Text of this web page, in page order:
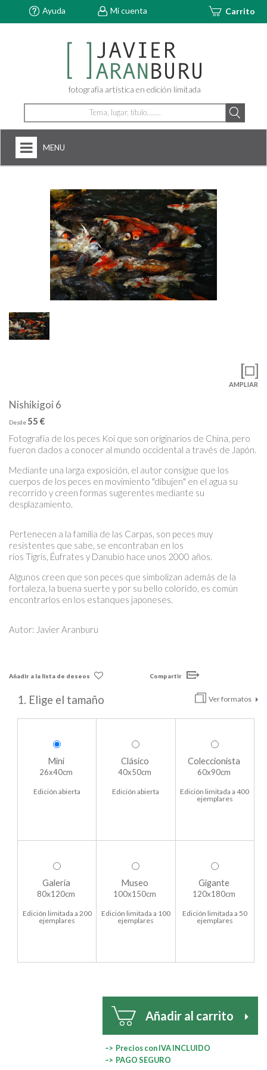
Carrito
Mi cuenta
Ayuda
fotografía artística en edición limitada
MENU
FOTOGRAFÍAS
AMPLIAR
Nishikigoi 6
Desde 55 €
Fotografía de los peces Koi que son originarios de China, pero
fueron dados a conocer al mundo occidental a través de Japón.
Mediante una larga exposición, el autor consigue que los
cuerpos de los peces en movimiento "dibujen" en el agua su
recorrido y creen formas sugerentes mediante su
desplazamiento.
Pertenecen a la familia de las Carpas, son peces muy
resistentes que sabe, se encontraban en los
ríos Tigris, Éufrates y Danubio hace unos 2000 años.
Algunos creen que son peces que simbolizan además de la
fortaleza, la buena suerte y por su bello colorido, es común
encontrarlos en los estanques japoneses.
Autor: Javier Aranburu
Añadir a la lista de deseos Compartir
Ver formatos
1. Elige el tamaño
Mini
26x40cm
Edición abierta
Clásico
40x50cm
Edición abierta
Coleccionista
60x90cm
Edición limitada a 400
ejemplares
Galería
80x120cm
Edición limitada a 200
ejemplares
Museo
100x150cm
Edición limitada a 100
ejemplares
Gigante
120x180cm
Edición limitada a 50
ejemplares
Añadir al carrito
–> Precios con IVA INCLUIDO
–> PAGO SEGURO